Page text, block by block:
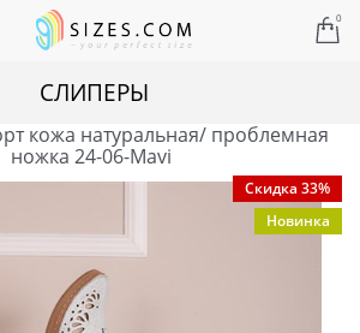
0
СЛИПЕРЫ
кожа натуральная/ проблемная
ножка 24-06-Mavi
Скидка 33%
Новинка